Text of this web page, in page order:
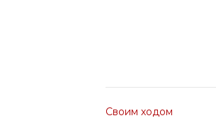
Своим ходом